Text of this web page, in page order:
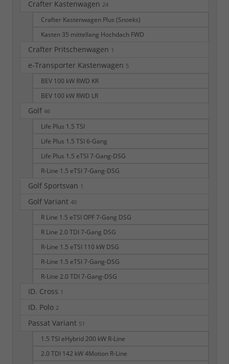
Crafter Kastenwagen 24
Crafter Kastenwagen Plus (Snoeks)
Kasten 35 mittellang Hochdach FWD
Crafter Pritschenwagen 1
e-Transporter Kastenwagen 5
BEV 100 kW RWD KR
BEV 100 kW RWD LR
Golf 46
Life Plus 1.5 TSI
Life Plus 1.5 TSI 6-Gang
Life Plus 1.5 eTSI 7-Gang-DSG
R-Line 1.5 eTSI 7-Gang-DSG
Golf Sportsvan 1
Golf Variant 40
R Line 1.5 eTSI OPF 7-Gang DSG
R Line 2.0 TDI 7-Gang DSG
R-Line 1.5 eTSI 110 kW DSG
R-Line 1.5 eTSI 7-Gang-DSG
R-Line 2.0 TDI 7-Gang-DSG
ID. Cross 1
ID. Polo 2
Passat Variant 51
1.5 TSI eHybrid 200 kW R-Line
2.0 TDI 142 kW 4Motion R-Line